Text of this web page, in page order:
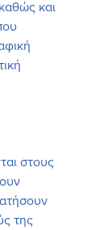
και
στους
της